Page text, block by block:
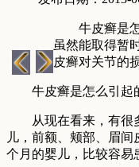
牛皮癣是怎
虽然能取得暂
皮癣对关节的
牛皮癣是怎么引起
从现在看来，有很多
儿，前额、颊部、眉
个月的婴儿，比较容易